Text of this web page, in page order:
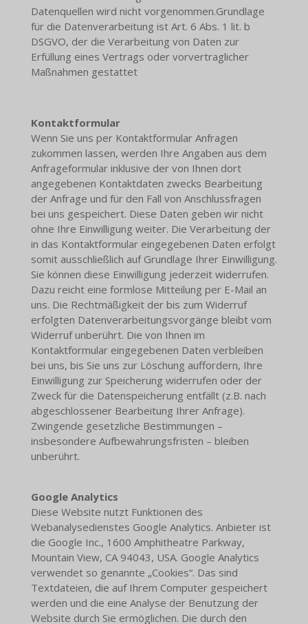
Datenquellen wird nicht vorgenommen.Grundlage
für die Datenverarbeitung ist Art. 6 Abs. 1 lit. b
DSGVO, der die Verarbeitung von Daten zur
Erfüllung eines Vertrags oder vorvertraglicher
Maßnahmen gestattet
Kontaktformular
Wenn Sie uns per Kontaktformular Anfragen
zukommen lassen, werden Ihre Angaben aus dem
Anfrageformular inklusive der von Ihnen dort
angegebenen Kontaktdaten zwecks Bearbeitung
der Anfrage und für den Fall von Anschlussfragen
bei uns gespeichert. Diese Daten geben wir nicht
ohne Ihre Einwilligung weiter. Die Verarbeitung der
in das Kontaktformular eingegebenen Daten erfolgt
somit ausschließlich auf Grundlage Ihrer Einwilligung.
Sie können diese Einwilligung jederzeit widerrufen.
Dazu reicht eine formlose Mitteilung per E-Mail an
uns. Die Rechtmäßigkeit der bis zum Widerruf
erfolgten Datenverarbeitungsvorgänge bleibt vom
Widerruf unberührt. Die von Ihnen im
Kontaktformular eingegebenen Daten verbleiben
bei uns, bis Sie uns zur Löschung auffordern, Ihre
Einwilligung zur Speicherung widerrufen oder der
Zweck für die Datenspeicherung entfällt (z.B. nach
abgeschlossener Bearbeitung Ihrer Anfrage).
Zwingende gesetzliche Bestimmungen –
insbesondere Aufbewahrungsfristen – bleiben
unberührt.
Google Analytics
Diese Website nutzt Funktionen des
Webanalysedienstes Google Analytics. Anbieter ist
die Google Inc., 1600 Amphitheatre Parkway,
Mountain View, CA 94043, USA. Google Analytics
verwendet so genannte „Cookies“. Das sind
Textdateien, die auf Ihrem Computer gespeichert
werden und die eine Analyse der Benutzung der
Website durch Sie ermöglichen. Die durch den